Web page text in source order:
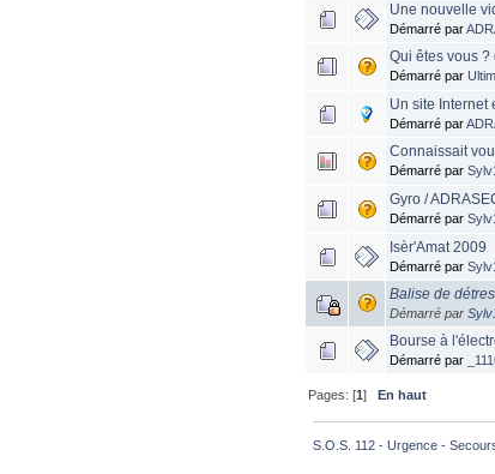
Une nouvelle
Démarré par
Qui êtes vous
Démarré par
Un site Internet
Démarré par
Connaissait
Démarré par
Gyro /
Démarré par
Isèr'Amat 2009
Démarré par
Balise de
Démarré par
Bourse à
Démarré par
Pages: [1]En haut
S.O.S. 112 - Urgence -